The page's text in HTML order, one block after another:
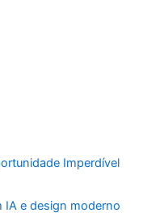
Imperdível
IA e design moderno